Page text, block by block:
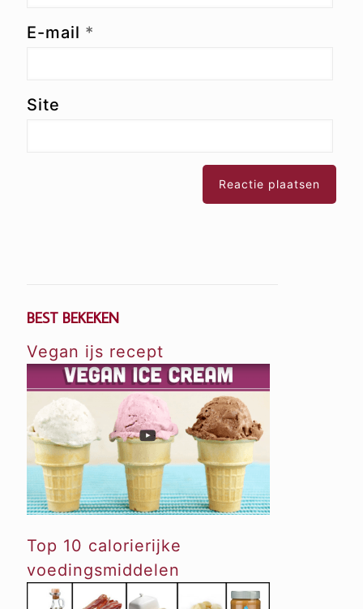
E-mail *
Site
BEST BEKEKEN
Vegan ijs recept
Top 10 calorierijke
voedingsmiddelen